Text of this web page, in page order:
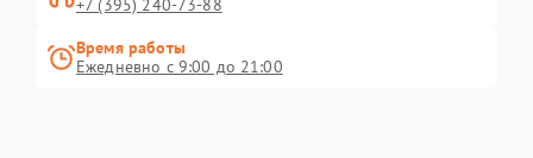
+7 (395) 240-73-88
Время работы
Ежедневно с 9:00 до 21:00